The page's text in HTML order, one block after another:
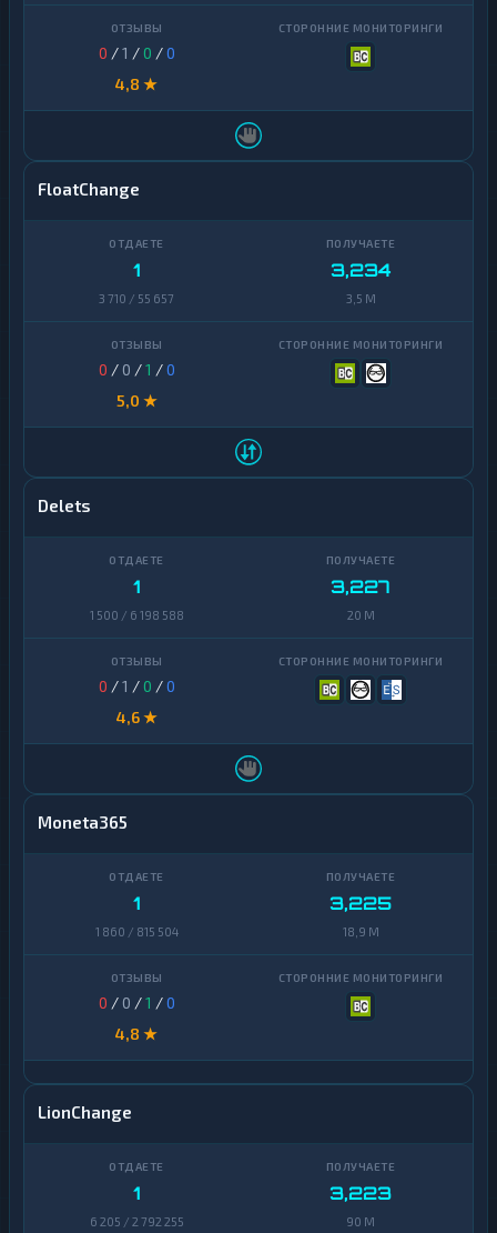
0 /1 /0 /0
4,8 ★
FloatChange
1
3 710 / 55 657
3,234
3,5 M
0 / 0 /1 /0
5,0 ★
Delets
1
1 500 / 6 198 588
3,227
20 M
0 /1 /0 /0
4,6 ★
Moneta365
1
1 860 / 815 504
3,225
18,9 M
0 / 0 /1 /0
4,8 ★
LionChange
1
6 205 / 2 792 255
3,223
90 M